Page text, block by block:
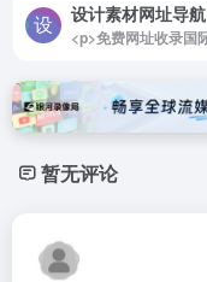
设计素材网址导航
暂无评论